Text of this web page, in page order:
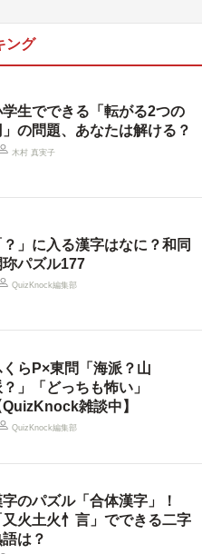
ング
学生でできる「転がる2つの
」の問題、あなたは解ける？
木村 真実子
？」に入る漢字はなに？和同
珎パズル177
QuizKnock編集部
くらP×東問「海派？山
」「どっちも怖い」
QuizKnock雑談中】
QuizKnock編集部
のパズル「合体漢字」！
又火土火忄言」でできる二字
は？